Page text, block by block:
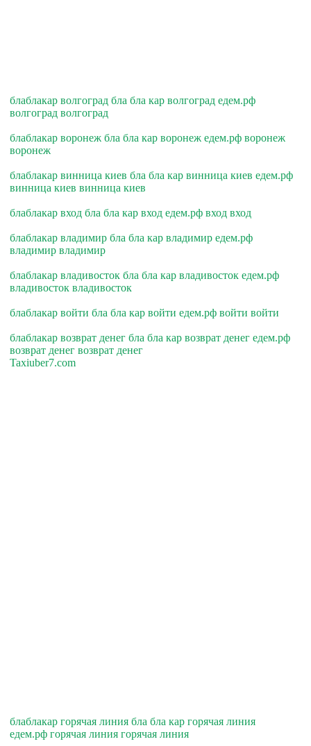
блаблакар волгоград бла бла кар волгоград едем.рф
волгоград волгоград
блаблакар воронеж бла бла кар воронеж едем.рф воронеж
воронеж
блаблакар винница киев бла бла кар винница киев едем.рф
винница киев винница киев
блаблакар вход бла бла кар вход едем.рф вход вход
блаблакар владимир бла бла кар владимир едем.рф
владимир владимир
блаблакар владивосток бла бла кар владивосток едем.рф
владивосток владивосток
блаблакар войти бла бла кар войти едем.рф войти войти
блаблакар возврат денег бла бла кар возврат денег едем.рф
возврат денег возврат денег
Taxiuber7.com
блаблакар горячая линия бла бла кар горячая линия
едем.рф горячая линия горячая линия